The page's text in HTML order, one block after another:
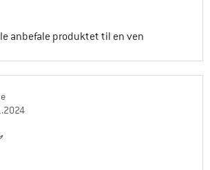
anbefale produktet til en ven